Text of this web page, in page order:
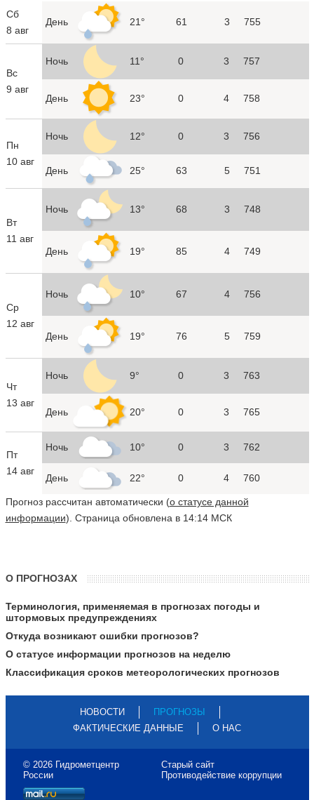
Сб
8 авг
День 21° 61 3 755
Вс
9 авг
Ночь 11° 0 3 757
День 23° 0 4 758
Пн
10 авг
Ночь 12° 0 3 756
День 25° 63 5 751
Вт
11 авг
Ночь 13° 68 3 748
День 19° 85 4 749
Ср
12 авг
Ночь 10° 67 4 756
День 19° 76 5 759
Чт
13 авг
Ночь 9° 0 3 763
День 20° 0 3 765
Пт
14 авг
Ночь 10° 0 3 762
День 22° 0 4 760
Прогноз рассчитан автоматически (о статусе данной
информации). Страница обновлена в 14:14 МСК
О ПРОГНОЗАХ
Терминология, применяемая в прогнозах погоды и
штормовых предупреждениях
Откуда возникают ошибки прогнозов?
О статусе информации прогнозов на неделю
Классификация сроков метеорологических прогнозов
НОВОСТИ
ПРОГНОЗЫ
ФАКТИЧЕСКИЕ ДАННЫЕ
О НАС
© 2026 Гидрометцентр
России
Старый сайт
Противодействие коррупции